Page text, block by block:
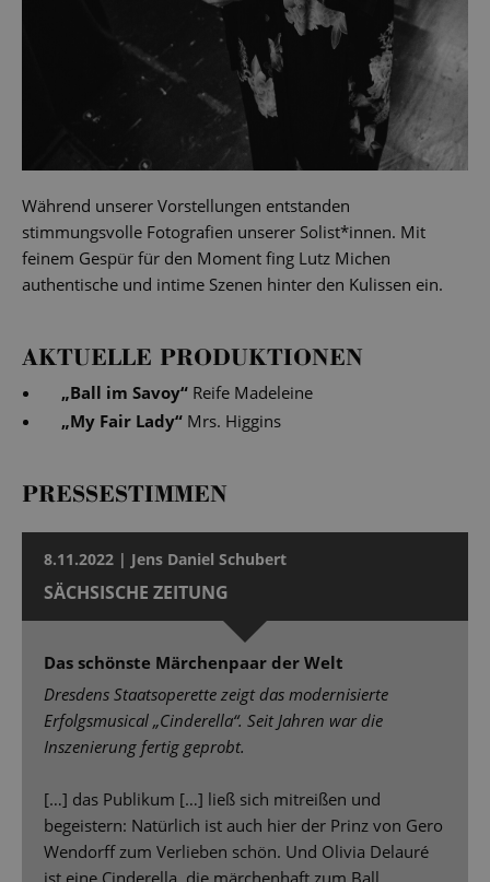
Während unserer Vorstellungen entstanden
stimmungsvolle Fotografien unserer Solist*innen. Mit
feinem Gespür für den Moment fing Lutz Michen
authentische und intime Szenen hinter den Kulissen ein.
AKTUELLE PRODUKTIONEN
„Ball im Savoy“ Reife Madeleine
„My Fair Lady“ Mrs. Higgins
PRESSESTIMMEN
8.11.2022 | Jens Daniel Schubert
SÄCHSISCHE ZEITUNG
Das schönste Märchenpaar der Welt
Dresdens Staatsoperette zeigt das modernisierte
Erfolgsmusical „Cinderella“. Seit Jahren war die
Inszenierung fertig geprobt.
[…] das Publikum […] ließ sich mitreißen und
begeistern: Natürlich ist auch hier der Prinz von Gero
Wendorff zum Verlieben schön. Und Olivia Delauré